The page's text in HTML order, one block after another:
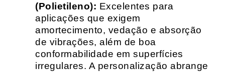
(Polietileno): Excelentes para
aplicações que exigem
amortecimento, vedação e absorção
de vibrações, além de boa
conformabilidade em superfícies
irregulares. A personalização abrange